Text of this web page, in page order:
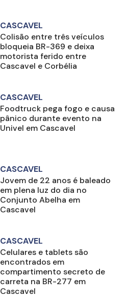
CASCAVEL
Colisão entre três veículos
bloqueia BR-369 e deixa
motorista ferido entre
Cascavel e Corbélia
CASCAVEL
Foodtruck pega fogo e causa
pânico durante evento na
Univel em Cascavel
CASCAVEL
Jovem de 22 anos é baleado
em plena luz do dia no
Conjunto Abelha em
Cascavel
CASCAVEL
Celulares e tablets são
encontrados em
compartimento secreto de
carreta na BR-277 em
Cascavel